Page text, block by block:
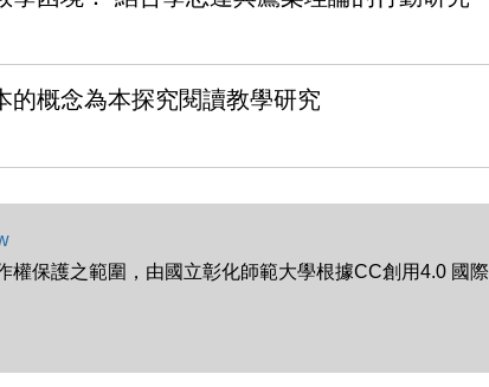
的概念為本探究閱讀教學研究
權保護之範圍，由國立彰化師範大學根據CC創用4.0 國